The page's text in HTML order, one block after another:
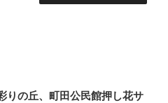
りの丘、町田公民館押し花サ